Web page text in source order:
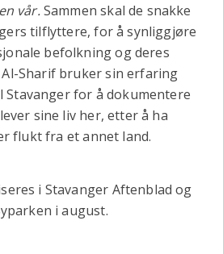
vår.Sammen skal de snakke
tilflyttere, for å synliggjøre
befolkning og deres
Sharif bruker sin erfaring
Stavanger for å dokumentere
sine liv her, etter å ha
flukt fra et annet land.
i Stavanger Aftenblad og
i august.